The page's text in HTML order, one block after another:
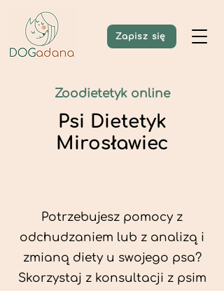
Zapisz się
Zoodietetyk online
Psi Dietetyk
Mirosławiec
Potrzebujesz pomocy z
odchudzaniem lub z analizą i
zmianą diety u swojego psa?
Skorzystaj z konsultacji z psim